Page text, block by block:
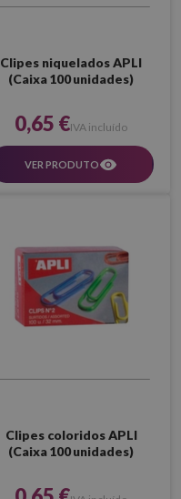
Clipes niquelados APLI
(Caixa 100 unidades)
0,65 €IVA incluído
VER PRODUTO
Clipes coloridos APLI
(Caixa 100 unidades)